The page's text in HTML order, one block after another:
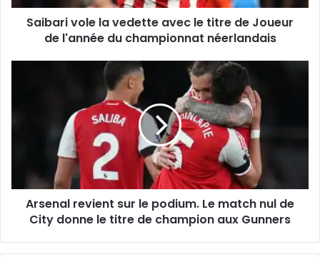
Joueur
Saibari vole la vedette avec le titre de Joueur
de l'année du championnat néerlandais
de
City
donne
Arsenal revient sur le podium. Le match nul de
City donne le titre de champion aux Gunners